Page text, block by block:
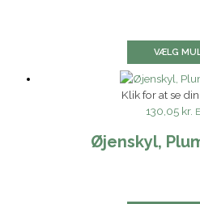
VÆLG
Klik for at se
130,05 kr.
Øjenskyl,